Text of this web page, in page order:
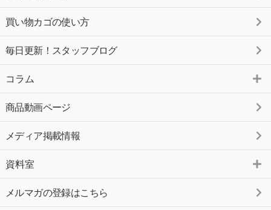
買い物カゴの使い方
毎日更新！スタッフブログ
コラム
商品動画ページ
メディア掲載情報
資料室
メルマガの登録はこちら